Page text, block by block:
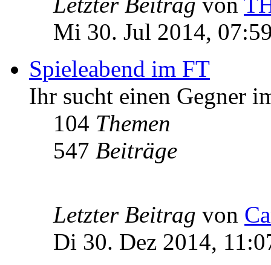
Mi 30. Jul 2014,
Spieleabend im FT
Ihr sucht einen Gegner
104 Themen
547 Beiträge
Letzter Beitrag von
Di 30. Dez 2014,